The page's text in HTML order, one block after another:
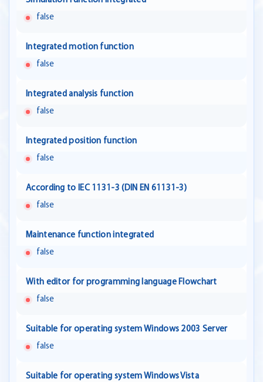
false
Integrated motion function
false
Integrated analysis function
false
Integrated position function
false
According to IEC 1131-3 (DIN EN 61131-3)
false
Maintenance function integrated
false
With editor for programming language Flowchart
false
Suitable for operating system Windows 2003 Server
false
Suitable for operating system Windows Vista